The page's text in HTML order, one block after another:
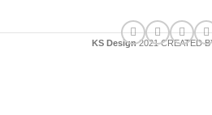
KS Design 2021 CREATED